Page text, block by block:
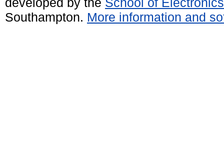
Southampton. More information and